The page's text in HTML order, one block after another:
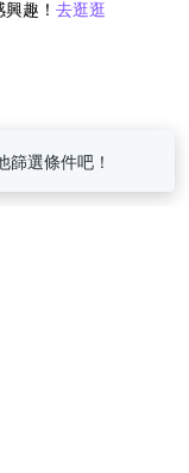
趣！ 去逛逛
選條件吧！